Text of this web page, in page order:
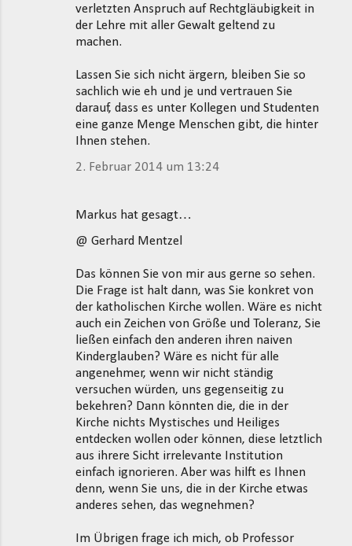
verletzten Anspruch auf Rechtgläubigkeit in
der Lehre mit aller Gewalt geltend zu
machen.
Lassen Sie sich nicht ärgern, bleiben Sie so
sachlich wie eh und je und vertrauen Sie
darauf, dass es unter Kollegen und Studenten
eine ganze Menge Menschen gibt, die hinter
Ihnen stehen.
2. Februar 2014 um 13:24
Markus hat gesagt…
@ Gerhard Mentzel
Das können Sie von mir aus gerne so sehen.
Die Frage ist halt dann, was Sie konkret von
der katholischen Kirche wollen. Wäre es nicht
auch ein Zeichen von Größe und Toleranz, Sie
ließen einfach den anderen ihren naiven
Kinderglauben? Wäre es nicht für alle
angenehmer, wenn wir nicht ständig
versuchen würden, uns gegenseitig zu
bekehren? Dann könnten die, die in der
Kirche nichts Mystisches und Heiliges
entdecken wollen oder können, diese letztlich
aus ihrere Sicht irrelevante Institution
einfach ignorieren. Aber was hilft es Ihnen
denn, wenn Sie uns, die in der Kirche etwas
anderes sehen, das wegnehmen?
Im Übrigen frage ich mich, ob Professor